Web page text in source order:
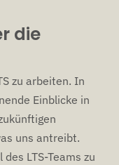
die
zu arbeiten. In
Einblicke in
uns antreibt.
LTS-Teams zu